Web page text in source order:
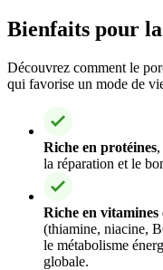
Bienfaits pour la
Découvrez comment le
qui favorise un mode de
Riche en protéines
la réparation et le
Riche en
(thiamine, niacine,
le métabolisme
globale.